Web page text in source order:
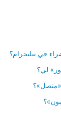
في تيليجرام؟
لي؟
«متصل»؟